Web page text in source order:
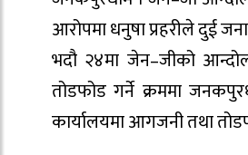
आरोपमा धनुषा प्रहरीले दुई
भदौ २४मा जेन–जीको
तोडफोड गर्ने क्रममा
कार्यालयमा आगजनी तथा